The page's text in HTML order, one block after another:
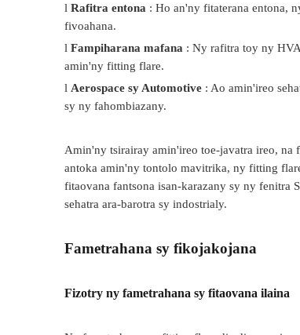
l Rafitra entona : Ho an'ny fitaterana entona,
fivoahana.
l Fampiharana mafana : Ny rafitra toy ny
amin'ny fitting flare.
l Aerospace sy Automotive : Ao amin'ireo
sy ny fahombiazany.
Amin'ny tsirairay amin'ireo toe-javatra ireo, na
antoka amin'ny tontolo mavitrika, ny fitting
fitaovana fantsona isan-karazany sy ny fenitra
sehatra ara-barotra sy indostrialy.
Fametrahana sy fikojakojana
Fizotry ny fametrahana sy fitaovana ilaina